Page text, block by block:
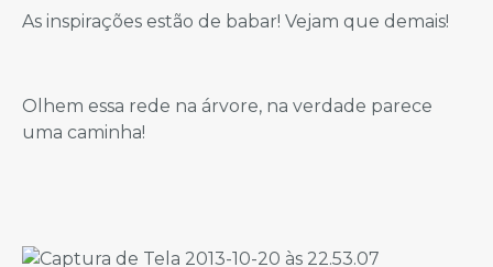
As inspirações estão de babar! Vejam que demais!
Olhem essa rede na árvore, na verdade parece
uma caminha!